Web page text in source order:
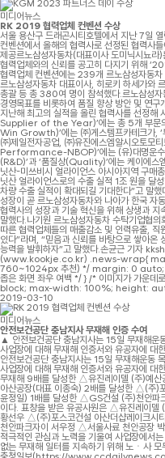
미디어뉴스
RK 2019 협력업체 컨벤션 수상
서울 용산구 드래곤시티호텔에서 지난 7일
컨벤션에서 올해의 협력사로 선정된 협력사
제공르노삼성자동차(대표이사 도미닉시뇨라
협력업체와의 신뢰를 공고히 다지기 위해
협력업체 컨벤션에는 239개 르노삼성자동
르노삼성자동차 대표이사, 히로키 하세가와
총괄 등 총 380여 명이 참석했다.르노삼성
경영목표를 비롯하여 품질 향상 방안 및 연
지난해 최고의 실적을 올린 협력사를 선정해
Supplier of the Year)’에는 총 5개 부문
Win Growth)’에는 ㈜게스템프카테크가,
㈜제일전자공업, ㈜유진에스엠알시오토모
Performance-NBOP)’에는 (유)대명운수,
(R&D)’과 ‘품질상(Quality)’에는 케이에스
닛산-미쓰비시 얼라이언스 아시아지역 구매
닛산 얼라이언스로의 수출 실적 1조 원을 달
차량 수출 실적이 확대되길 기대한다”고 말
성장이 곧 르노삼성자동차와 나아가 한국 자
협력사의 성장과 기술 혁신을 위해 상생과
말했다.나기원 르노삼성자동차 수탁기업협
따른 협력업체들의 매출감소 및 인력유출,
있다”라며, “믿음과 신뢰를 바탕으로 쌓아온
능력을 발휘하자”고 말했다.손균근 기자
(www.kookje.co.kr) .news-wrap{
760~1024px 추천) */ margin: 0 auto;
좁은 화면 좌우 여백 */ } /* 이미지가 가
block; max-width: 100%; height:
2019-03-10
미디어뉴스
안전보건공단 충남지사 무재해 인증 수여
▲ 안전보건공단 충남지사는 15일 무재해운
사업장에 대해 무재해 인증서와 유공자에 대
안전보건공단 충남지사는 15일 무재해운동
사업장에 대해 무재해 인증서와 유공자에 대
무재해 9배를 달성한 △유진레이델 (주)예
아산공장(대표 이종숙) 2배를 달성한 △(주)
윤정일) 1배를 달성한 △GS건설 (주)천안파
이다. 표창을 받은 유공사원은 △유진레이
황선우 △(주)포스코건설 아산더샵레이크
천안파크자이 서우정 △서울사료 천안공장
적극적인 관심과 노력을 기울여 사업장에서
없는 무재해 일터를 지속하기 위해 노ㆍ사